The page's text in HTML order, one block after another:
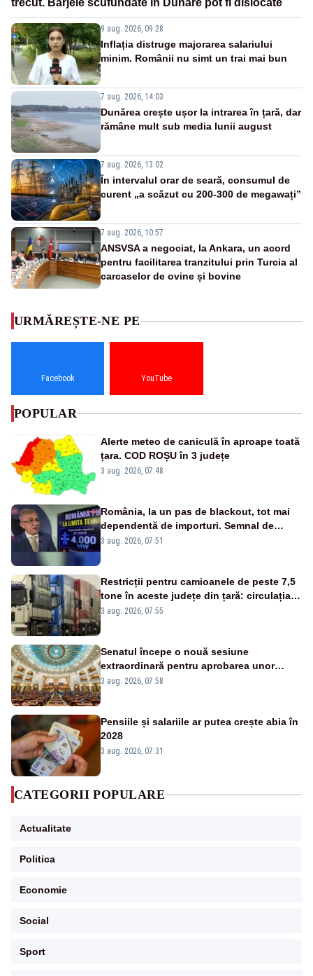
trecut. Barjele scufundate în Dunăre pot fi dislocate
9 aug. 2026, 09:28
Inflația distruge majorarea salariului
minim. Românii nu simt un trai mai bun
7 aug. 2026, 14:03
Dunărea crește ușor la intrarea în țară, dar
rămâne mult sub media lunii august
7 aug. 2026, 13:02
În intervalul orar de seară, consumul de
curent „a scăzut cu 200-300 de megawați”
7 aug. 2026, 10:57
ANSVSA a negociat, la Ankara, un acord
pentru facilitarea tranzitului prin Turcia al
carcaselor de ovine și bovine
URMĂREȘTE-NE PE
Facebook YouTube
POPULAR
Alerte meteo de caniculă în aproape toată
țara. COD ROȘU în 3 județe
3 aug. 2026, 07:48
România, la un pas de blackout, tot mai
dependentă de importuri. Semnal de
alarmă tras de un expert în energie
3 aug. 2026, 07:51
Restricții pentru camioanele de peste 7,5
tone în aceste județe din țară: circulația
este interzisă luni, între orele 12:00 și
3 aug. 2026, 07:55
Senatul începe o nouă sesiune
extraordinară pentru aprobarea unor
jaloane din PNRR
3 aug. 2026, 07:58
Pensiile și salariile ar putea crește abia în
2028
3 aug. 2026, 07:31
CATEGORII POPULARE
Actualitate
Politica
Economie
Social
Sport